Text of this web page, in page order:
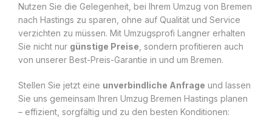
Nutzen Sie die Gelegenheit, bei Ihrem Umzug von Bremen
nach Hastings zu sparen, ohne auf Qualität und Service
verzichten zu müssen. Mit Umzugsprofi Langner erhalten
Sie nicht nur günstige Preise , sondern profitieren auch
von unserer Best-Preis-Garantie in und um Bremen.
Stellen Sie jetzt eine unverbindliche Anfrage und lassen
Sie uns gemeinsam Ihren Umzug Bremen Hastings planen
– effizient, sorgfältig und zu den besten Konditionen: